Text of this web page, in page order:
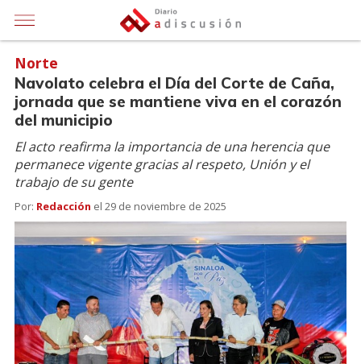
Norte
Navolato celebra el Día del Corte de Caña,
jornada que se mantiene viva en el corazón
del municipio
El acto reafirma la importancia de una herencia que
permanece vigente gracias al respeto, Unión y el
trabajo de su gente
Por: Redacción el 29 de noviembre de 2025